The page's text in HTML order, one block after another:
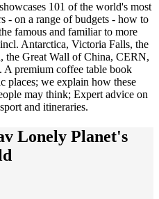
101 of the world's most
- on a range of budgets - how to
famous and familiar to more
Antarctica, Victoria Falls, the
the Great Wall of China, CERN,
A premium coffee table book
places; we explain how these
may think; Expert advice on
and itineraries.
Lonely Planet's